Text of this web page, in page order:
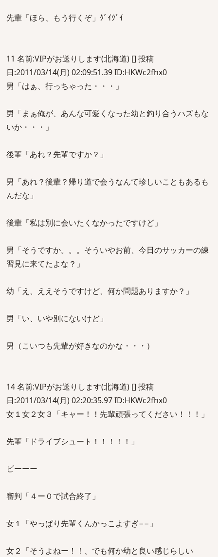
先輩「ほら、もう行くぞ」ｸﾞｲｸﾞｲ
11 名前:VIPがお送りします(北海道) [] 投稿
日:2011/03/14(月) 02:09:51.39 ID:HKWc2fhx0
男「はぁ、行っちゃった・・・」
男「まぁ俺が、あんな可愛くなった幼と釣り合うハズもな
いか・・・」
後輩「あれ？先輩ですか？」
男「あれ？後輩？帰り道で会うなんて珍しいこともあるも
んだな」
後輩「私は別に会いたくなかったですけど」
男「そうですか。。。そういやお前、今日のサッカーの練
習見に来てたよな？」
幼「え、ええそうですけど、何か問題ありますか？」
男「い、いや別にないけど」
男（こいつも先輩が好きなのかな・・・）
14 名前:VIPがお送りします(北海道) [] 投稿
日:2011/03/14(月) 02:20:35.97 ID:HKWc2fhx0
女１女２女３「キャー！！先輩頑張ってください！！！」
先輩「ドライブシュート！！！！！」
ピーーー
審判「４ー０で試合終了」
女１「やっぱり先輩くんかっこよすぎ−−」
女２「そうよねー！！、でも何か幼と良い感じらしい